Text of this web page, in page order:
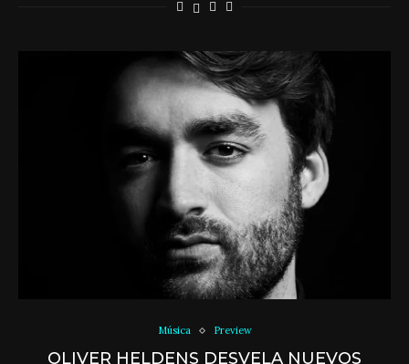
Música Preview
OLIVER HELDENS DESVELA NUEVOS